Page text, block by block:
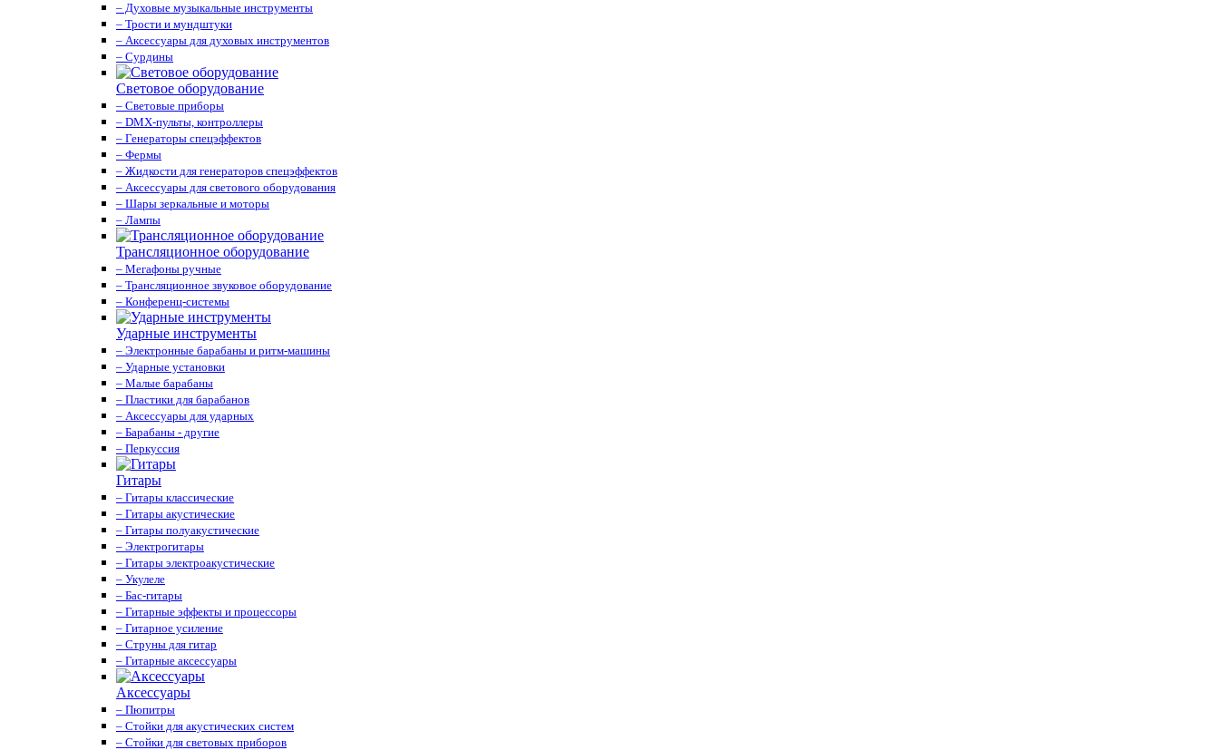
– Духовые музыкальные инструменты
– Трости и мундштуки
– Аксессуары для духовых инструментов
– Сурдины
Световое оборудование
– Световые приборы
– DMX-пульты, контроллеры
– Генераторы спецэффектов
– Фермы
– Жидкости для генераторов спецэффектов
– Аксессуары для светового оборудования
– Шары зеркальные и моторы
– Лампы
Трансляционное оборудование
– Мегафоны ручные
– Трансляционное звуковое оборудование
– Конференц-системы
Ударные инструменты
– Электронные барабаны и ритм-машины
– Ударные установки
– Малые барабаны
– Пластики для барабанов
– Аксессуары для ударных
– Барабаны - другие
– Перкуссия
Гитары
– Гитары классические
– Гитары акустические
– Гитары полуакустические
– Электрогитары
– Гитары электроакустические
– Укулеле
– Бас-гитары
– Гитарные эффекты и процессоры
– Гитарное усиление
– Струны для гитар
– Гитарные аксессуары
Аксессуары
– Пюпитры
– Стойки для акустических систем
– Стойки для световых приборов